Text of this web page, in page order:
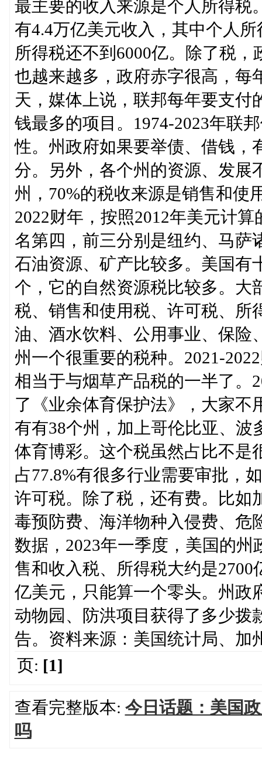
最主要的收入来源是个人所得税
有4.4万亿美元收入，其中个人
所得税还不到6000亿。除了税
也越来越多，政府赤字很高，每
天，媒体上说，联邦每年要支付
钱最多的项目。1974-2023年联
性。州政府如果要举债、借钱，
分。另外，各个州的资源、发展
州，70%的税收来源是销售和使
2022财年，按照2012年美元计
名第四，前三分别是纽约、马萨
石油资源、矿产比较多。美国有
个，它的自然资源税比较多。大
税、销售和使用税、许可税、所
油、酒水饮料、公用事业、保险
州一个很重要的税种。2021-
相当于与烟草产品税的一半了。
了《业余体育保护法》，大家不
有有38个州，加上哥伦比亚、
体育博彩。这个税虽然占比不是
占77.8%有很多行业需要审批，
许可税。除了税，还有费。比如
毒预防费、海洋物种入侵费、危
数据，2023年一季度，美国的州
售和收入税、所得税大约是
亿美元，只能算一个零头。州政
动物园、防洪项目获得了多少拨
告。资料来源：美国统计局、加
页: [1]
查看完整版本: 今日话题：美国
吗